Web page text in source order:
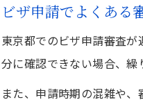
ビザ申請でよくある
東京都でのビザ申請審査
分に確認できない場合、繰
また、申請時期の混雑や